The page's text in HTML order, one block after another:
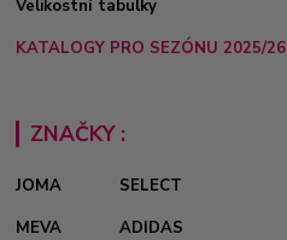
Velikostní tabulky
KATALOGY PRO SEZÓNU 2025/26
ZNAČKY :
JOMA
SELECT
MEVA
ADIDAS